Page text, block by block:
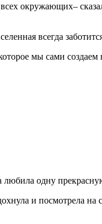
окружающих–
всегда
мы сами
одну
и посмотрела на